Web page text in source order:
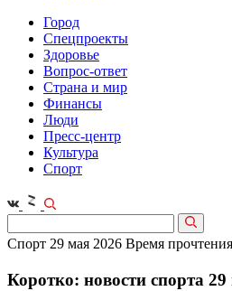
Город
Спецпроекты
Здоровье
Вопрос-ответ
Страна и мир
Финансы
Люди
Пресс-центр
Культура
Спорт
Спорт 29 мая 2026 Время
Коротко: новости спорта 29